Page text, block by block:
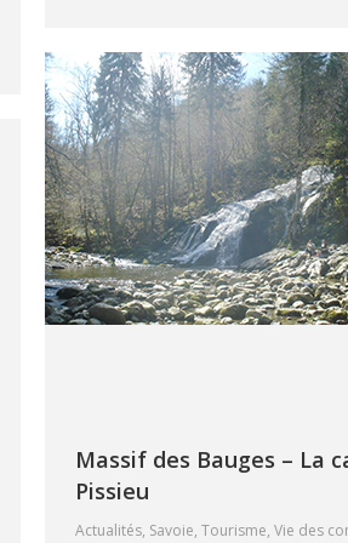
Massif des Bauges – La
Pissieu
Actualités, Savoie, Tourisme, Vie des